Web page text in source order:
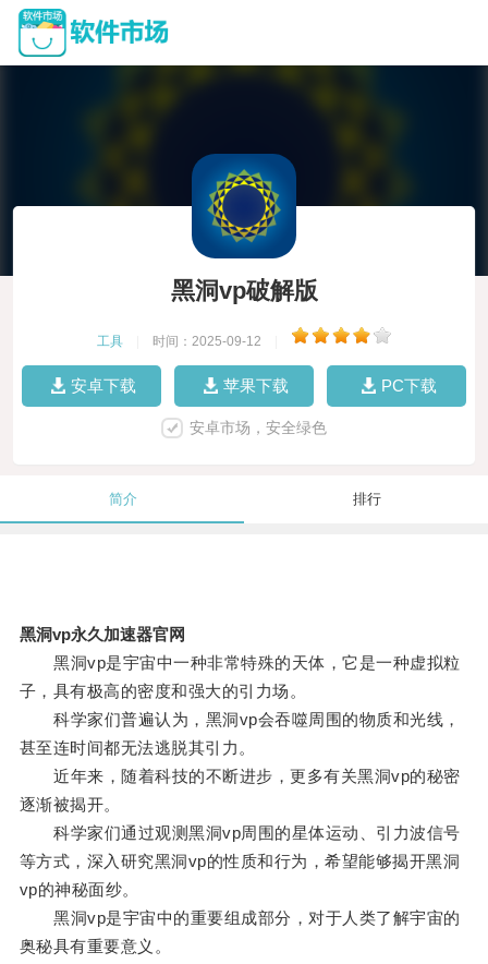
黑洞vp破解版
工具 时间：2025-09-12
安卓下载 苹果下载 PC下载
安卓市场，安全绿色
简介 排行
黑洞vp永久加速器官网
黑洞vp是宇宙中一种非常特殊的天体，它是一种虚拟粒
子，具有极高的密度和强大的引力场。
科学家们普遍认为，黑洞vp会吞噬周围的物质和光线，
甚至连时间都无法逃脱其引力。
近年来，随着科技的不断进步，更多有关黑洞vp的秘密
逐渐被揭开。
科学家们通过观测黑洞vp周围的星体运动、引力波信号
等方式，深入研究黑洞vp的性质和行为，希望能够揭开黑洞
vp的神秘面纱。
黑洞vp是宇宙中的重要组成部分，对于人类了解宇宙的
奥秘具有重要意义。